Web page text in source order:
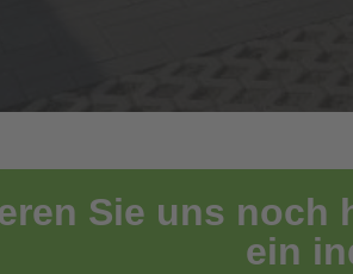
Sie uns noch
ein